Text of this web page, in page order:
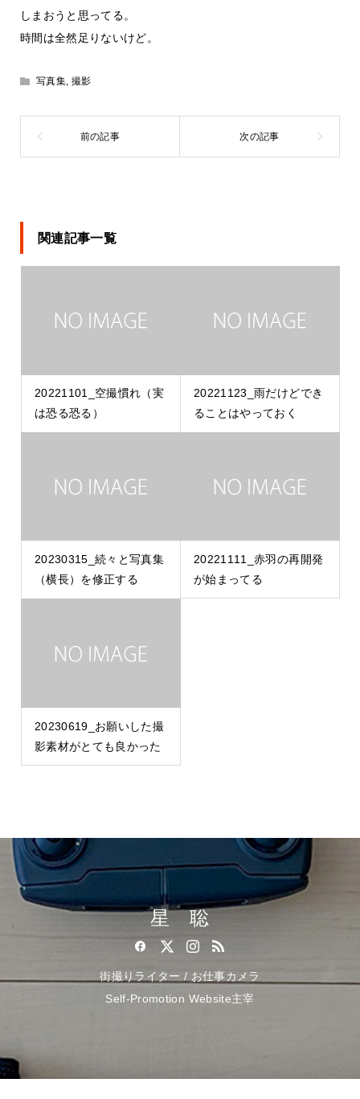
しまおうと思ってる。
時間は全然足りないけど。
写真集, 撮影
関連記事一覧
20221101_空撮慣れ（実
は恐る恐る）
20221123_雨だけどでき
ることはやっておく
20230315_続々と写真集
（横長）を修正する
20221111_赤羽の再開発
が始まってる
20230619_お願いした撮
影素材がとても良かった
星 聡
街撮りライター / お仕事カメラ
Self-Promotion Website主宰